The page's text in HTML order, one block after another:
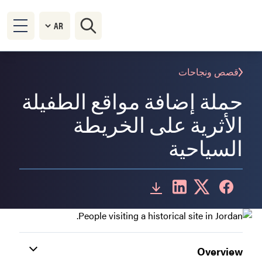
قصص ونجاحات
حملة إضافة مواقع الطفيلة
الأثرية على الخريطة
السياحية
Overview